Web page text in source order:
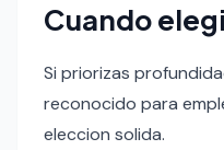
Cuando
Si priorizas
reconocido para
eleccion solida.